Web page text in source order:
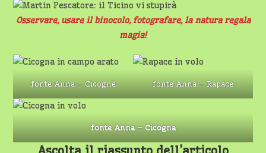
Osservare, usare il binocolo, fotografare, la natura regala
magia!
fonte Anna – Cicogne fonte Anna – Rapace
fonte Anna – Cicogna